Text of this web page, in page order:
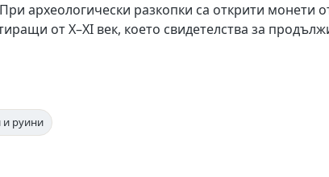
археологически разкопки са открити монети
от X–XI век, което свидетелства за
и руини